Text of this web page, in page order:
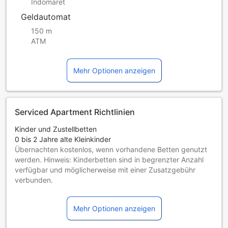
Indomaret
Geldautomat
150 m
ATM
Mehr Optionen anzeigen
Serviced Apartment Richtlinien
Kinder und Zustellbetten
0 bis 2 Jahre alte Kleinkinder
Übernachten kostenlos, wenn vorhandene Betten genutzt
werden. Hinweis: Kinderbetten sind in begrenzter Anzahl
verfügbar und möglicherweise mit einer Zusatzgebühr
verbunden.
Übernachtung gratis, wenn das Kind ein vorhandenes Bett
Gäste ab 13 Jahren gelten als Erwachsene
Mehr Optionen anzeigen